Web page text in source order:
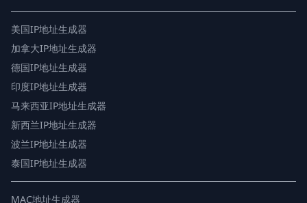
美国IP地址生成器
加拿大IP地址生成器
德国IP地址生成器
印度IP地址生成器
马来西亚IP地址生成器
新西兰IP地址生成器
波兰IP地址生成器
泰国IP地址生成器
MAC地址生成器